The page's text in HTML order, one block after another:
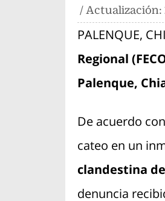
/ Actualización:
PALENQUE,
Regional
Palenque,
De acuerdo
cateo en un
clandestina
denuncia